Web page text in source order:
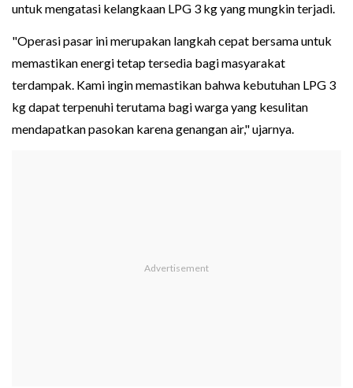
untuk mengatasi kelangkaan LPG 3 kg yang mungkin terjadi.
"Operasi pasar ini merupakan langkah cepat bersama untuk
memastikan energi tetap tersedia bagi masyarakat
terdampak. Kami ingin memastikan bahwa kebutuhan LPG 3
kg dapat terpenuhi terutama bagi warga yang kesulitan
mendapatkan pasokan karena genangan air," ujarnya.